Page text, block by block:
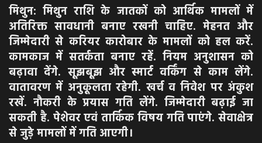
मिथुन: मिथुन राशि के जातकों को आर्थिक मामलों में
अतिरिक्त सावधानी बनाए रखनी चाहिए. मेहनत और
जिम्मेदारी से करियर कारोबार के मामलों को हल करें.
कामकाज में सतर्कता बनाए रहें. नियम अनुशासन को
बढ़ावा देंगे. सूझबूझ और स्मार्ट वर्किंग से काम लेंगे.
वातावरण में अनुकूलता रहेगी. खर्च व निवेश पर अंकुश
रखें. नौकरी के प्रयास गति लेंगे. जिम्मेदारी बढ़ाई जा
सकती है. पेशेवर एवं तार्किक विषय गति पाएंगे. सेवाक्षेत्र
से जुड़े मामलों में गति आएगी।